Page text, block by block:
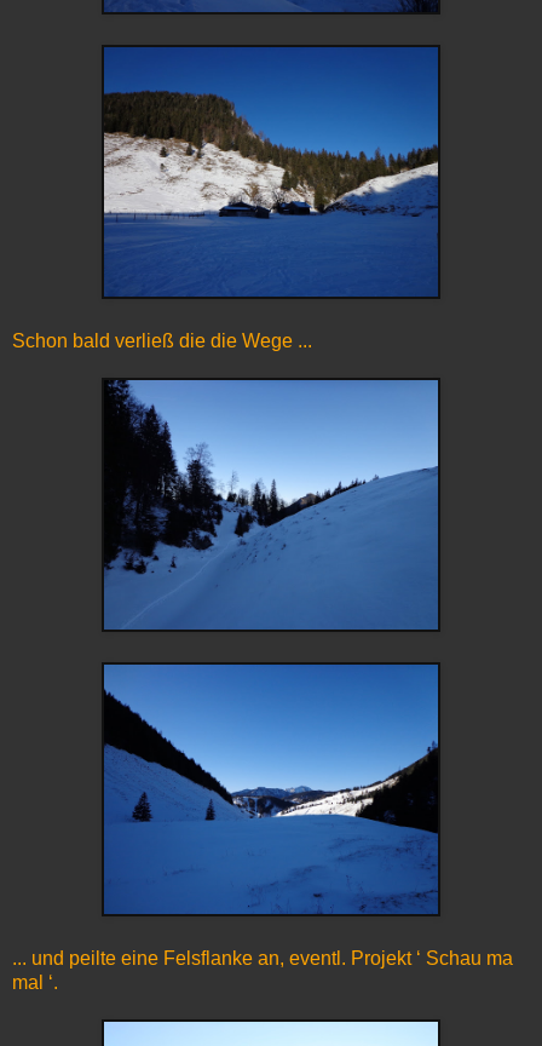
Schon bald verließ die die Wege ...
... und peilte eine Felsflanke an, eventl. Projekt ‘ Schau ma
mal ‘.